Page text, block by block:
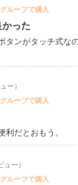
ループで購入
った
タンがタッチ式な
ー）
ループで購入
利だとおもう。
ュー）
ループで購入